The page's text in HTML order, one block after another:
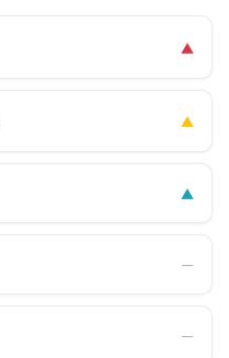
▲
▲
▲
―
―